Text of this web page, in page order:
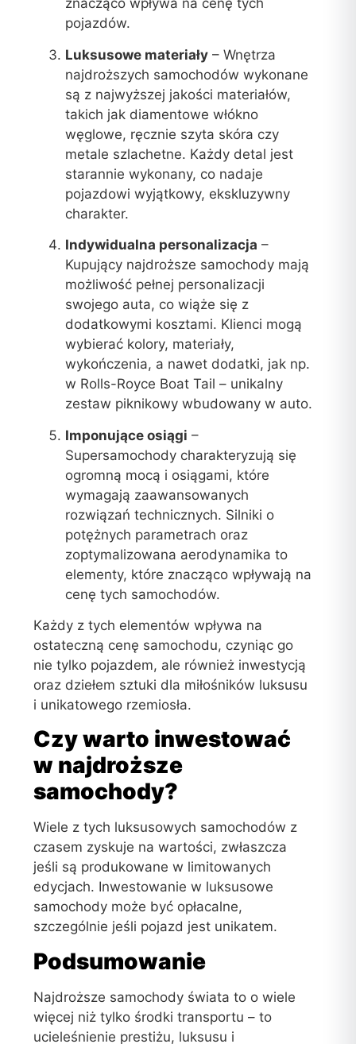
znacząco wpływa na cenę tych
pojazdów.
Luksusowe materiały – Wnętrza
najdroższych samochodów wykonane
są z najwyższej jakości materiałów,
takich jak diamentowe włókno
węglowe, ręcznie szyta skóra czy
metale szlachetne. Każdy detal jest
starannie wykonany, co nadaje
pojazdowi wyjątkowy, ekskluzywny
charakter.
Indywidualna personalizacja –
Kupujący najdroższe samochody mają
możliwość pełnej personalizacji
swojego auta, co wiąże się z
dodatkowymi kosztami. Klienci mogą
wybierać kolory, materiały,
wykończenia, a nawet dodatki, jak np.
w Rolls-Royce Boat Tail – unikalny
zestaw piknikowy wbudowany w auto.
Imponujące osiągi –
Supersamochody charakteryzują się
ogromną mocą i osiągami, które
wymagają zaawansowanych
rozwiązań technicznych. Silniki o
potężnych parametrach oraz
zoptymalizowana aerodynamika to
elementy, które znacząco wpływają na
cenę tych samochodów.
Każdy z tych elementów wpływa na
ostateczną cenę samochodu, czyniąc go
nie tylko pojazdem, ale również inwestycją
oraz dziełem sztuki dla miłośników luksusu
i unikatowego rzemiosła.
Czy warto inwestować
w najdroższe
samochody?
Wiele z tych luksusowych samochodów z
czasem zyskuje na wartości, zwłaszcza
jeśli są produkowane w limitowanych
edycjach. Inwestowanie w luksusowe
samochody może być opłacalne,
szczególnie jeśli pojazd jest unikatem.
Podsumowanie
Najdroższe samochody świata to o wiele
więcej niż tylko środki transportu – to
ucieleśnienie prestiżu, luksusu i